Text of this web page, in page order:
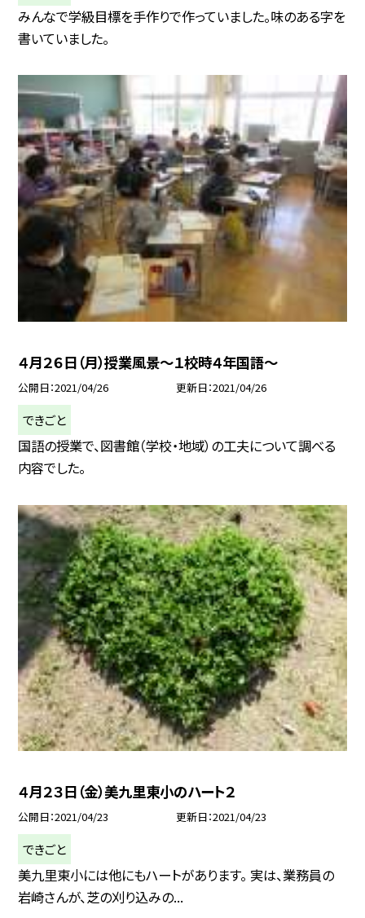
みんなで学級目標を手作りで作っていました。味のある字を
書いていました。
４月２６日（月）授業風景〜１校時４年国語〜
公開日 2021/04/26 更新日 2021/04/26
できごと
国語の授業で、図書館（学校・地域）の工夫について調べる
内容でした。
４月２３日（金）美九里東小のハート２
公開日 2021/04/23 更新日 2021/04/23
できごと
美九里東小には他にもハートがあります。 実は、業務員の
岩崎さんが、芝の刈り込みの...